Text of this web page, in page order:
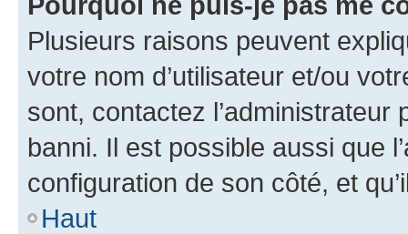
Plusieurs raisons peuvent
votre nom d’utilisateur et/ou
sont, contactez l’administrateur
banni. Il est possible aussi que
configuration de son côté, et
Haut